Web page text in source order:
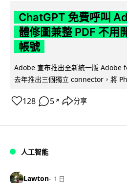
ChatGPT 免費呼叫
體修圖兼整 PDF 不用
帳號
Adobe 宣布推出全新統一版 Adobe
去年推出三個獨立 connector，將
128 5 ↗ 分享
人工智能
Lawton 1 日